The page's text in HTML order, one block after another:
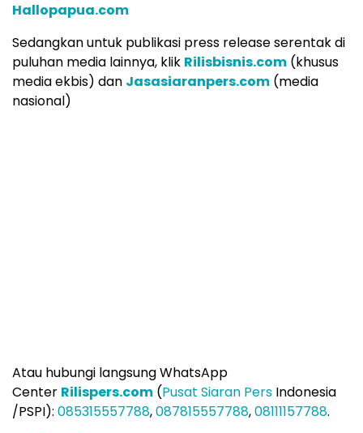
Hallopapua.com
Sedangkan untuk publikasi press release serentak di
puluhan media lainnya, klik Rilisbisnis.com (khusus
media ekbis) dan Jasasiaranpers.com (media
nasional)
Atau hubungi langsung WhatsApp
Center Rilispers.com (Pusat Siaran Pers Indonesia
/PSPI): 085315557788,087815557788,08111157788.